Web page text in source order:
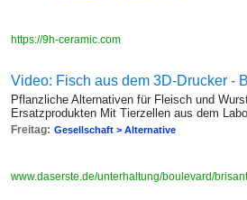
https://9h-ceramic.com
Video: Fisch aus dem 3D-Drucker -
Pflanzliche Alternativen für Fleisch und
Ersatzprodukten Mit Tierzellen aus dem
Freitag: Gesellschaft > Alternative
www.daserste.de/unterhaltung/boulevard/